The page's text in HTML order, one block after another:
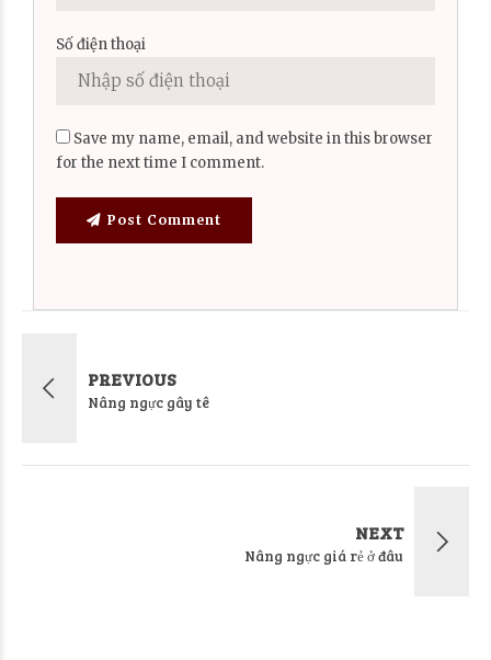
Số điện thoại
Save my name, email, and website in this browser
for the next time I comment.
Post Comment
PREVIOUS
Nâng ngực gây tê
NEXT
Nâng ngực giá rẻ ở đâu